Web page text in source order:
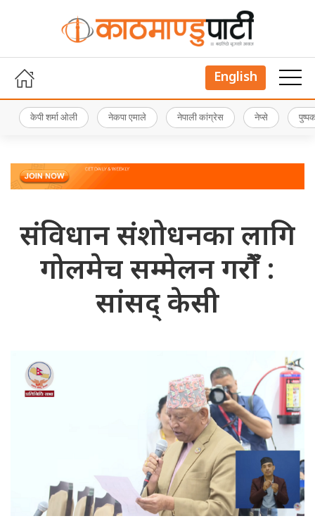
English
केपी शर्मा ओली नेकपा एमाले नेपाली कांग्रेस नेप्से
संविधान संशोधनका लागि
गोलमेच सम्मेलन गरौंँ :
सांसद् केसी